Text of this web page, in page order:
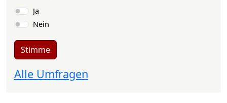
Auswahlmöglichkeiten
Ja
Nein
Stimme
Alle Umfragen